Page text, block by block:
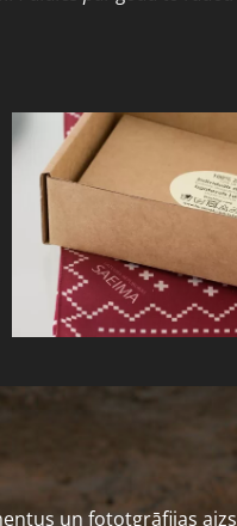
un fototgrāfijas